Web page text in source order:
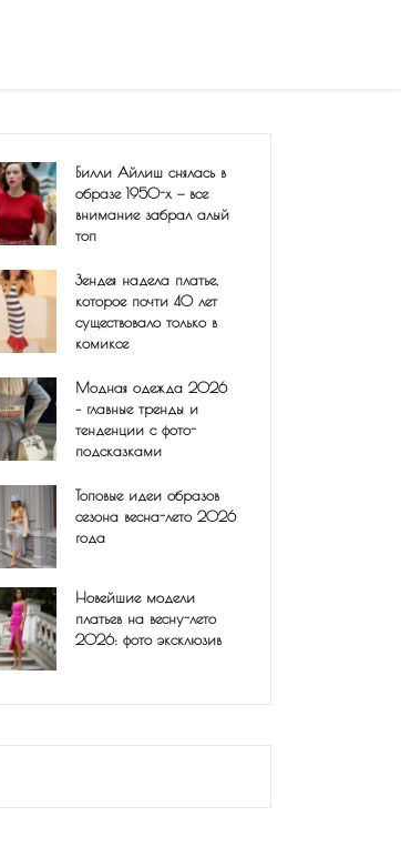
Билли Айлиш снялась в
образе 1950-х — все
внимание забрал алый
топ
Зендея надела платье,
которое почти 40 лет
существовало только в
комиксе
Модная одежда 2026
– главные тренды и
тенденции с фото-
подсказками
Топовые идеи образов
сезона весна-лето 2026
года
Новейшие модели
платьев на весну-лето
2026: фото эксклюзив